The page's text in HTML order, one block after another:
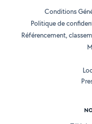
Conditions
Politique de
Référencement,